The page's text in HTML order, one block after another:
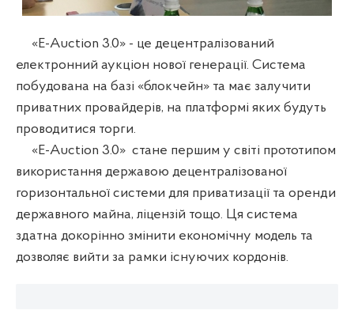
«E-Auction 3.0» - це децентралізований
електронний аукціон нової генерації. Система
побудована на базі «блокчейн» та має залучити
приватних провайдерів, на платформі яких будуть
проводитися торги.
«E-Auction 3.0» стане першим у світі прототипом
використання державою децентралізованої
горизонтальної системи для приватизації та оренди
державного майна, ліцензій тощо. Ця система
здатна докорінно змінити економічну модель та
дозволяє вийти за рамки існуючих кордонів.